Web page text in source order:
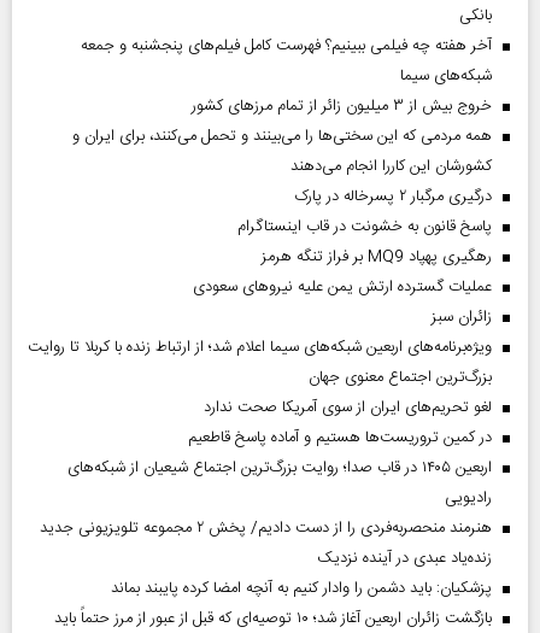
بانکی
آخر هفته چه فیلمی ببینیم؟ فهرست کامل فیلم‌های پنجشنبه و جمعه
شبکه‌های سیما
خروج بیش از ۳ میلیون زائر از تمام مرز‌های کشور
همه مردمی که این سختی‌ها را می‌بینند و تحمل می‌کنند، برای ایران و
کشورشان این کاررا انجام می‌دهند
درگیری مرگبار ۲ پسرخاله در پارک
پاسخ قانون به خشونت در قاب اینستاگرام
رهگیری پهپاد MQ9 بر فراز تنگه هرمز
عملیات گسترده ارتش یمن علیه نیروهای سعودی
‌زائران سبز
ویژه‌برنامه‌های اربعین شبکه‌های سیما اعلام شد؛ از ارتباط زنده با کربلا تا روایت
بزرگ‌ترین اجتماع معنوی جهان
لغو تحریم‌های ایران از سوی آمریکا صحت ندارد
در کمین تروریست‌ها هستیم و آماده پاسخ قاطعیم
اربعین ۱۴۰۵ در قاب صدا؛ روایت بزرگ‌ترین اجتماع شیعیان از شبکه‌های
رادیویی
هنرمند منحصر‌به‌فردی را از دست دادیم/ پخش ۲ مجموعه تلویزیونی جدید
زنده‌یاد عبدی در آینده نزدیک
پزشکیان: باید دشمن را وادار کنیم به آنچه امضا کرده پایبند بماند
بازگشت زائران اربعین آغاز شد؛ ۱۰ توصیه‌ای که قبل از عبور از مرز حتماً باید